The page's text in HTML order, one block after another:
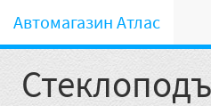
Автомагазин Атлас